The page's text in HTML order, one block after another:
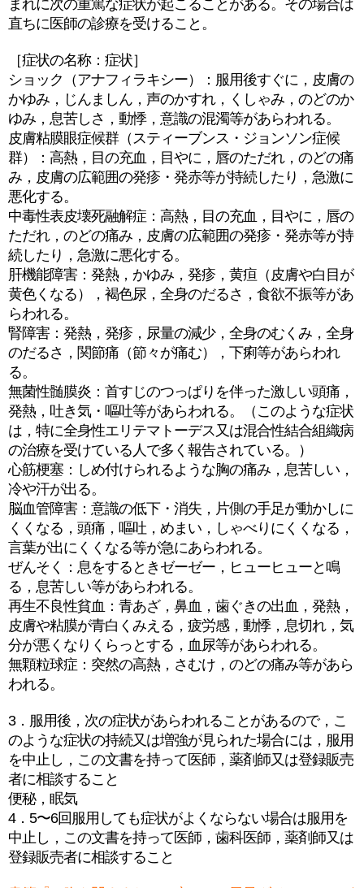
まれに次の重篤な症状が起こることがある。その場合は
直ちに医師の診療を受けること。
［症状の名称：症状］
ショック（アナフィラキシー）：服用後すぐに，皮膚の
かゆみ，じんましん，声のかすれ，くしゃみ，のどのか
ゆみ，息苦しさ，動悸，意識の混濁等があらわれる。
皮膚粘膜眼症候群（スティーブンス・ジョンソン症候
群）：高熱，目の充血，目やに，唇のただれ，のどの痛
み，皮膚の広範囲の発疹・発赤等が持続したり，急激に
悪化する。
中毒性表皮壊死融解症：高熱，目の充血，目やに，唇の
ただれ，のどの痛み，皮膚の広範囲の発疹・発赤等が持
続したり，急激に悪化する。
肝機能障害：発熱，かゆみ，発疹，黄疸（皮膚や白目が
黄色くなる），褐色尿，全身のだるさ，食欲不振等があ
らわれる。
腎障害：発熱，発疹，尿量の減少，全身のむくみ，全身
のだるさ，関節痛（節々が痛む），下痢等があらわれ
る。
無菌性髄膜炎：首すじのつっぱりを伴った激しい頭痛，
発熱，吐き気・嘔吐等があらわれる。（このような症状
は，特に全身性エリテマトーデス又は混合性結合組織病
の治療を受けている人で多く報告されている。）
心筋梗塞：しめ付けられるような胸の痛み，息苦しい，
冷や汗が出る。
脳血管障害：意識の低下・消失，片側の手足が動かしに
くくなる，頭痛，嘔吐，めまい，しゃべりにくくなる，
言葉が出にくくなる等が急にあらわれる。
ぜんそく：息をするときゼーゼー，ヒューヒューと鳴
る，息苦しい等があらわれる。
再生不良性貧血：青あざ，鼻血，歯ぐきの出血，発熱，
皮膚や粘膜が青白くみえる，疲労感，動悸，息切れ，気
分が悪くなりくらっとする，血尿等があらわれる。
無顆粒球症：突然の高熱，さむけ，のどの痛み等があら
われる。
3．服用後，次の症状があらわれることがあるので，こ
のような症状の持続又は増強が見られた場合には，服用
を中止し，この文書を持って医師，薬剤師又は登録販売
者に相談すること
便秘，眠気
4．5〜6回服用しても症状がよくならない場合は服用を
中止し，この文書を持って医師，歯科医師，薬剤師又は
登録販売者に相談すること